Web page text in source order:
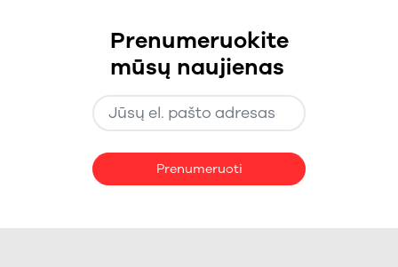
Prenumeruokite
mūsų naujienas
Prenumeruoti